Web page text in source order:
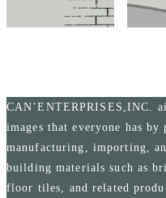
CAN’ENTERPRISES,INC.
images that everyone has
manufacturing, importing,
building materials such as
floor tiles, and related